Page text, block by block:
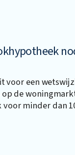
voor een
de
minder dan